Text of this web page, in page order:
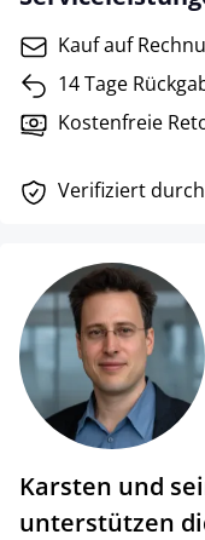
Kauf auf
14 Tage
Kostenfreie
Verifiziert
Karsten und
unterstützen